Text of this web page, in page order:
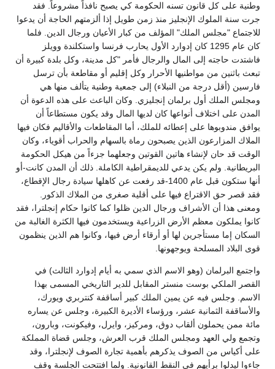
وطنية على كل قانون تسنه الحكومة كي يصبح نافذاً مشروعاً. فقد
جرت سنة الملوك الإنجليز منذ زمن طويل إذا ألزمتهم الحاجة أن يدعوا
للاجتماع "مجلس الملك" المؤلف من كبار الأعيان ورجال الدين. فلما
كان عام 1295 كان إدوارد الأول يحارب فرنسا واستكلندة وويلز
فاشتدت حاجته إلى المال والرجال فأمر "كل مدينة، وكل بلدة كبيرة أن
تبعث باثنين من مواطنيها الأحرار وكل إقليم أو مقاطعة بأن ترسل
فارسين (أقل درجة من النبلاء) إلى جمعية وطنية يتألف منها هي
ومجلس الملك أول برلمان إنجليزي. وكان الباعث على هذه الدعوة أن
المدن على اختلاف أنواعها كان لديها المال وقد يكون مستطاعاً أن
يوافق مندوبوها على إعطائه للملك، أما المقاطعات والأقاليم فكان فيها
الملاك المزارعون الذين يصبحون رماة بالسهام والحراب أقوياء، وكان
الوقت قد حان لإنشاء هاتين القوتين وجعلهما جزءاً من هيكل الحكومة
البريطانية. ولم يكن يدعي للديمقراطية الكاملة. ذلك أن المدن كانت-أو
أنها ستكون قبل عام 1400-قد رفعت عن كاهلها سيادة رجال الإقطاع،
فقد قصر حق الاقتراع فيها على أقلية صغرى من الملاك الذكور.
ومعنى هذا أن الأشراف ورجال الدين ظلوا كما كانوا حكام إنجلترا، فقد
كانوا يملكون معظم الأرض الزراعية ويستخدمون فيها الكثرة الغالبة من
السكان إما مستأجرين لها أو أرقاء أرض فيها، وكانوا هم الذين ينظمون
قوى البلاد المسلحة ويوجهونها.
واجتمع البرلمان (وهو الاسم الذي سمي به أيام إدوارد الثالث) في
القصر الملكي بوست منستر المقابل للدير التاريخي المسمى بهذا
الاسم. وجلس فيه عن يمين الملك كبير أساقفة كنتربري ويورك،
والأساقفة الثمانية عشر، ورؤساء الأديرة الكبيرة، وجلس عن يساره
مائة ممن يحملون ألقاب دوق، ومركيز، وايرل، وفيكونت، وبارون،
وتجمع ولي العهد ومجلس الملك قرب العرش، وجلس قضاة المملكة
على أكياس من الصوف يذكرهم بأهمية تجارة الصوف لإنجلترا، وقد
جاءوا ليدلوا برأيهم في النقط القانونية. ولما افتتحت الجلسة وقف